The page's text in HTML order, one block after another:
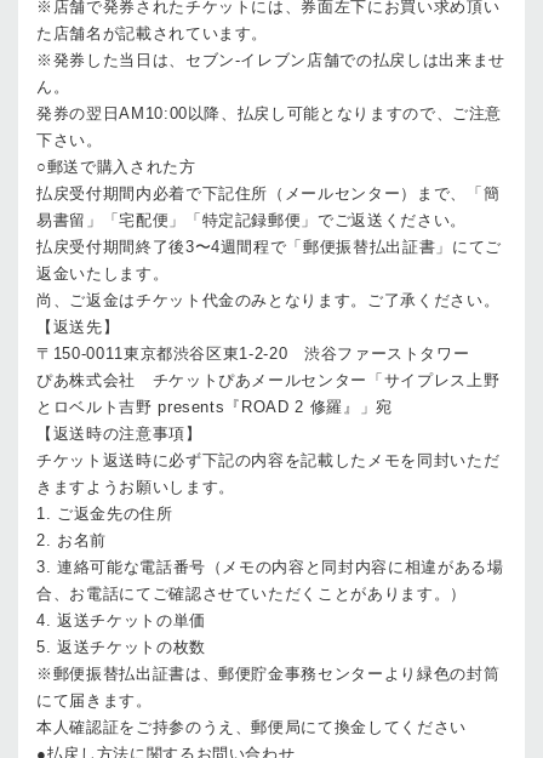
※店舗で発券されたチケットには、券面左下にお買い求め頂い
た店舗名が記載されています。
※発券した当日は、セブン-イレブン店舗での払戻しは出来ませ
ん。
発券の翌日AM10:00以降、払戻し可能となりますので、ご注意
下さい。
○郵送で購入された方
払戻受付期間内必着で下記住所（メールセンター）まで、「簡
易書留」「宅配便」「特定記録郵便」でご返送ください。
払戻受付期間終了後3〜4週間程で「郵便振替払出証書」にてご
返金いたします。
尚、ご返金はチケット代金のみとなります。ご了承ください。
【返送先】
〒150-0011東京都渋谷区東1-2-20 渋谷ファーストタワー
ぴあ株式会社 チケットぴあメールセンター「サイプレス上野
とロベルト吉野 presents『ROAD 2 修羅』」宛
【返送時の注意事項】
チケット返送時に必ず下記の内容を記載したメモを同封いただ
きますようお願いします。
1. ご返金先の住所
2. お名前
3. 連絡可能な電話番号（メモの内容と同封内容に相違がある場
合、お電話にてご確認させていただくことがあります。）
4. 返送チケットの単価
5. 返送チケットの枚数
※郵便振替払出証書は、郵便貯金事務センターより緑色の封筒
にて届きます。
本人確認証をご持参のうえ、郵便局にて換金してください
●払戻し方法に関するお問い合わせ